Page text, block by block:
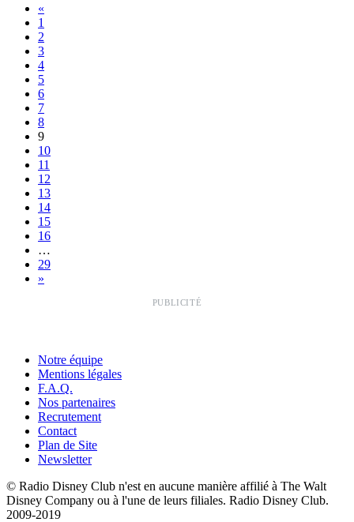
«
1
2
3
4
5
6
7
8
9
10
11
12
13
14
15
16
…
29
»
PUBLICITÉ
Notre équipe
Mentions légales
F.A.Q.
Nos partenaires
Recrutement
Contact
Plan de Site
Newsletter
© Radio Disney Club n'est en aucune manière affilié à The Walt
Disney Company ou à l'une de leurs filiales. Radio Disney Club.
2009-2019